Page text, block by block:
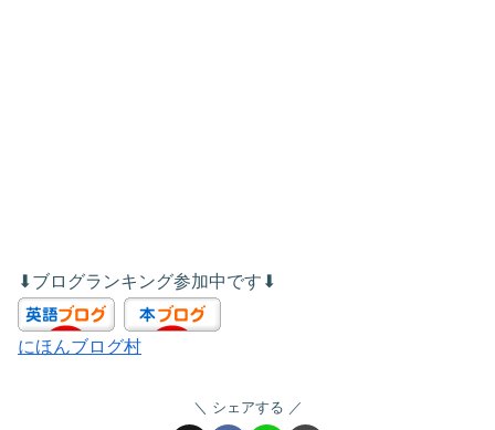
⬇︎ブログランキング参加中です⬇︎
にほんブログ村
シェアする